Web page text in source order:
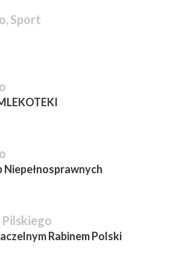
,Sport
Rabinem Polski